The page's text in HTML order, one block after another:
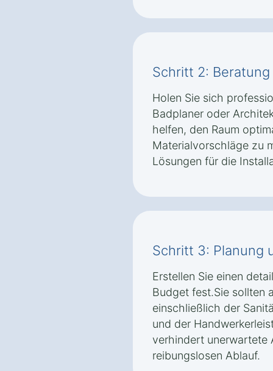
Schritt 2:
Holen Sie sich
Badplaner oder
helfen, den Raum
Materialvorschläge zu
Lösungen für die
Schritt 3: Planung
Erstellen Sie einen
Budget fest.Sie sollten
einschließlich der
und der
verhindert unerwartete
reibungslosen Ablauf.